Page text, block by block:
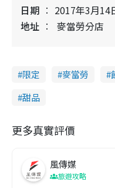
日期
2017年3月14
地址
麥當勞分店
限定 麥當勞
甜品
更多真實評價
風傳媒
旅遊攻略